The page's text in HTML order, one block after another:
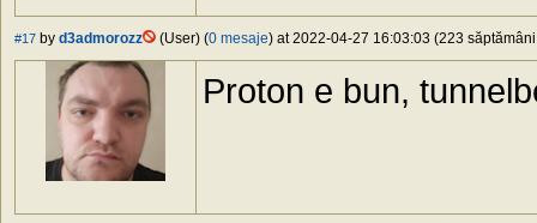
#17 by d3admorozz (User) (0 mesaje) at 2022-04-27 16:03:03 (223
Proton e bun,